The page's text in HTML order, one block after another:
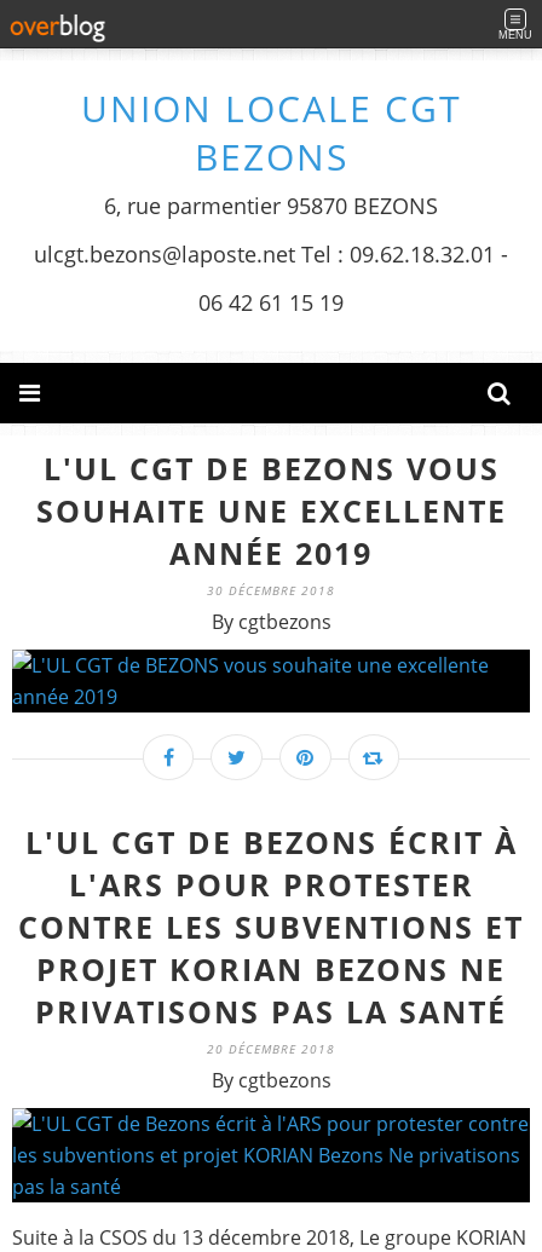
MENU
UNION LOCALE CGT
BEZONS
6, rue parmentier 95870 BEZONS
ulcgt.bezons@laposte.net Tel : 09.62.18.32.01 -
06 42 61 15 19
L'UL CGT DE BEZONS VOUS
SOUHAITE UNE EXCELLENTE
ANNÉE 2019
30 DÉCEMBRE 2018
By cgtbezons
L'UL CGT DE BEZONS ÉCRIT À
L'ARS POUR PROTESTER
CONTRE LES SUBVENTIONS ET
PROJET KORIAN BEZONS NE
PRIVATISONS PAS LA SANTÉ
20 DÉCEMBRE 2018
By cgtbezons
Suite à la CSOS du 13 décembre 2018, Le groupe KORIAN